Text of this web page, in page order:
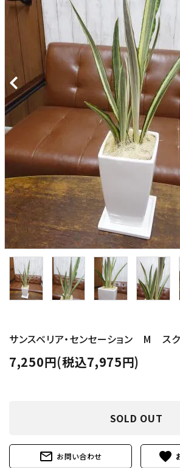
種類から探す
サイズから探す
価格から探す
プライバシーポリシー
特定商取引法について
お問い合わせ
サンスベリア・センセーション M スク
7,250円(税込7,975円)
SOLD OUT
mail_outline お問い合わせ favorite